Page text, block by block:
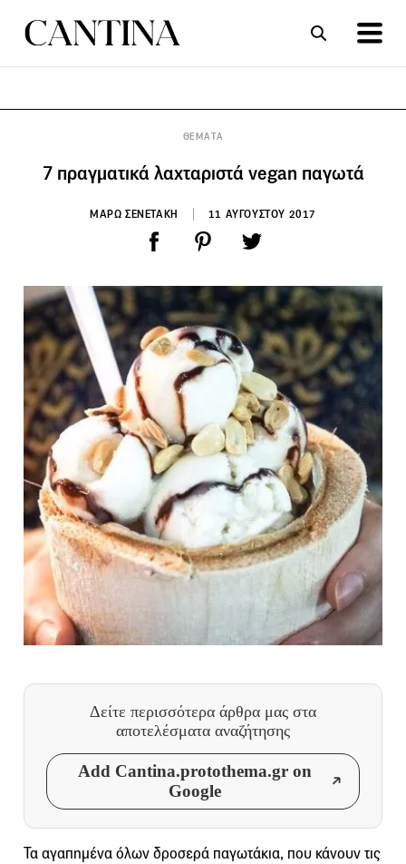
ΘΕΜΑΤΑ
7 πραγματικά λαχταριστά vegan παγωτά
ΜΑΡΩ ΣΕΝΕΤΑΚΗ 11 ΑΥΓΟΥΣΤΟΥ 2017
Δείτε περισσότερα άρθρα μας στα
αποτελέσματα αναζήτησης
Add Cantina.protothema.gr on
Google
Τα αγαπημένα όλων δροσερά παγωτάκια, που κάνουν τις